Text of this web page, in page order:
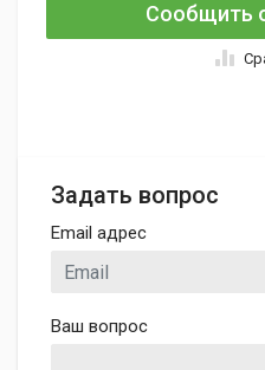
Сообщить
Задать вопрос
Email адрес
Ваш вопрос